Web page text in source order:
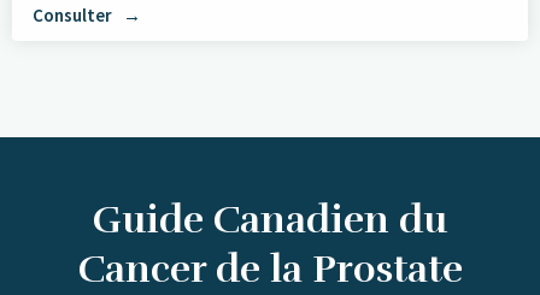
Consulter
Guide Canadien du
Cancer de la Prostate